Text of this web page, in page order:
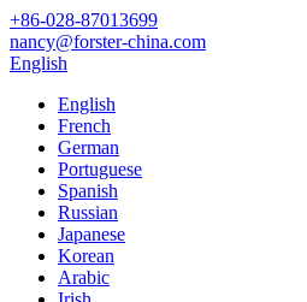
+86-028-87013699
nancy@forster-china.com
English
English
French
German
Portuguese
Spanish
Russian
Japanese
Korean
Arabic